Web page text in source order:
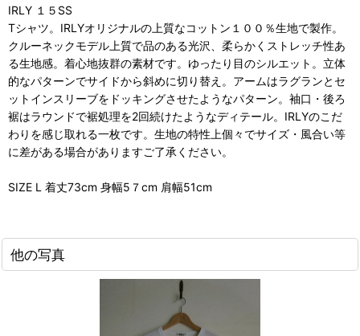
IRLY １５SS
Tシャツ。IRLYオリジナルの上質なコットン１００％生地で製作。
クルーネックモデル上質で品のある光沢、柔らかくストレッチ性あ
る生地感。着心地抜群の素材です。ゆったり目のシルエット。立体
的なパターンでサイドから斜めに切り替え。アームはラグランとセ
ットインスリーブをドッキングさせたようなパターン。袖口・後ろ
裾はラウンドで裾処理を2回続けたようなディテール。IRLYのこだ
わりを感じ取れる一枚です。生地の特性上個々でサイズ・風合い等
に差がある場合がありますご了承ください。
SIZE L 着丈73cm 身幅5７cm 肩幅51cm
他の写真